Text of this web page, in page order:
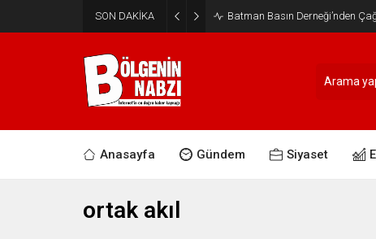
SON DAKİKA Batman Basın Derneği’nden
Anasayfa Gündem Siyaset
ortak akıl